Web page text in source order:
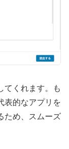
てくれます。も
表的なアプリを
ため、スムーズ